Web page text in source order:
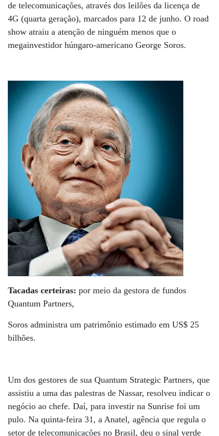
de telecomunicações, através dos leilões da licença de
4G (quarta geração), marcados para 12 de junho. O road
show atraiu a atenção de ninguém menos que o
megainvestidor húngaro-americano George Soros.
Tacadas certeiras: por meio da gestora de fundos
Quantum Partners,
Soros administra um patrimônio estimado em US$ 25
bilhões.
Um dos gestores de sua Quantum Strategic Partners, que
assistiu a uma das palestras de Nassar, resolveu indicar o
negócio ao chefe. Daí, para investir na Sunrise foi um
pulo. Na quinta-feira 31, a Anatel, agência que regula o
setor de telecomunicações no Brasil, deu o sinal verde